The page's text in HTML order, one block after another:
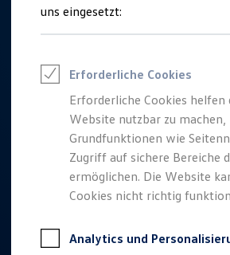
Talentpool für Fach-
Arbeiten bei VW
Was uns ausmacht
Wir bei Volkswagen
Onboarding und Einarbeitung
Unternehmensbereiche
Standorte
Verhaltensgrundsätze
Karriere Magazin
Talentpool
Deine Bewerbung
Onlinebewerbung: So geht's
Bewerbungstipps
uns eingesetzt:
Erforderliche Cookies
Erforderliche Cookies helfen
Website nutzbar zu machen,
Grundfunktionen wie
Zugriff auf sichere Bereiche
ermöglichen. Die Website
Cookies nicht richtig
Analytics und